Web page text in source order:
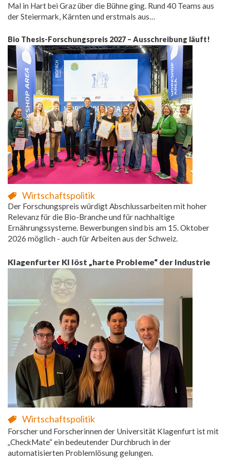
Mal in Hart bei Graz über die Bühne ging. Rund 40 Teams aus
der Steiermark, Kärnten und erstmals aus…
Bio Thesis-Forschungspreis 2027 – Ausschreibung läuft!
Wirtschaftspolitik
Der Forschungspreis würdigt Abschlussarbeiten mit hoher
Relevanz für die Bio-Branche und für nachhaltige
Ernährungssysteme. Bewerbungen sind bis am 15. Oktober
2026 möglich - auch für Arbeiten aus der Schweiz.
Klagenfurter KI löst „harte Probleme“ der Industrie
Wirtschaftspolitik
Forscher und Forscherinnen der Universität Klagenfurt ist mit
„CheckMate“ ein bedeutender Durchbruch in der
automatisierten Problemlösung gelungen.